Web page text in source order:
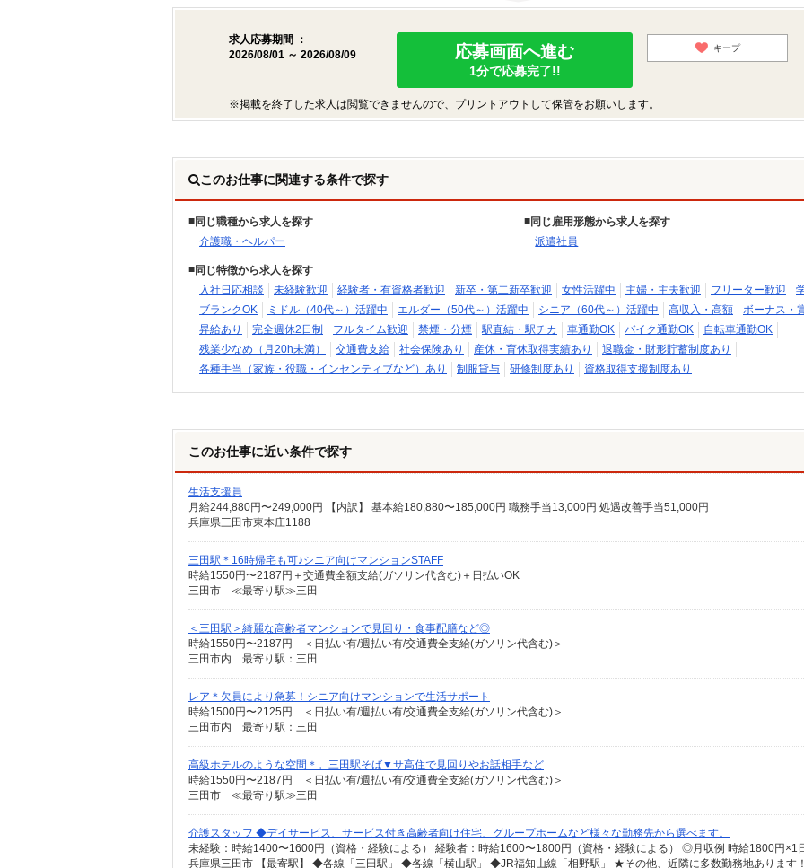
求人応募期間 ：
2026/08/01 ～ 2026/08/09
応募画面へ進む
1分で応募完了!!
キープ
※掲載を終了した求人は閲覧できませんので、プリントアウトして保管をお願いします。
このお仕事に関連する条件で探す
同じ職種から求人を探す
介護職・ヘルパー
同じ雇用形態から求人を探す
派遣社員
同じ特徴から求人を探す
入社日応相談
未経験歓迎 経験者・有資格者歓迎 新卒・第二新卒歓迎 女性活躍中 主婦・主夫歓迎 フリーター歓迎
ブランクOK
ミドル（40代～）活躍中 エルダー（50代～）活躍中 シニア（60代～）活躍中 高収入・高額
ボーナス・
昇給あり
完全週休2日制 フルタイム歓迎 禁煙・分煙 駅直結・駅チカ 車通勤OK バイク通勤OK
自転車通勤OK
残業少なめ（月20h未満）
交通費支給 社会保険あり 産休・育休取得実績あり
退職金・財形貯蓄制度あり
各種手当（家族・役職・インセンティブなど）あり
制服貸与 研修制度あり 資格取得支援制度あり
このお仕事に近い条件で探す
生活支援員
月給244,880円〜249,000円 【内訳】 基本給180,880〜185,000円 職務手当13,000円 処遇改善手当51,000円
兵庫県三田市東本庄1188
三田駅＊16時帰宅も可♪シニア向けマンションSTAFF
時給1550円〜2187円＋交通費全額支給(ガソリン代含む)＋日払いOK
三田市 ≪最寄り駅≫三田
＜三田駅＞綺麗な高齢者マンションで見回り・食事配膳など◎
時給1550円〜2187円 ＜日払い有/週払い有/交通費全支給(ガソリン代含む)＞
三田市内 最寄り駅：三田
レア＊欠員により急募！シニア向けマンションで生活サポート
時給1500円〜2125円 ＜日払い有/週払い有/交通費全支給(ガソリン代含む)＞
三田市内 最寄り駅：三田
高級ホテルのような空間＊。三田駅そば▼サ高住で見回りやお話相手など
時給1550円〜2187円 ＜日払い有/週払い有/交通費全支給(ガソリン代含む)＞
三田市 ≪最寄り駅≫三田
介護スタッフ ◆デイサービス、サービス付き高齢者向け住宅、グループホームなど様々な勤務先から選べます。
兵庫県三田市 【最寄駅】 ◆各線「三田駅」 ◆各線「横山駅」 ◆JR福知山線「相野駅」 ★その他、近隣に多数勤務地あります！